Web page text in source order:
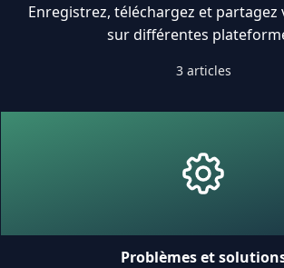
Enregistrez, téléchargez et
sur différentes
3 articles
Problèmes et